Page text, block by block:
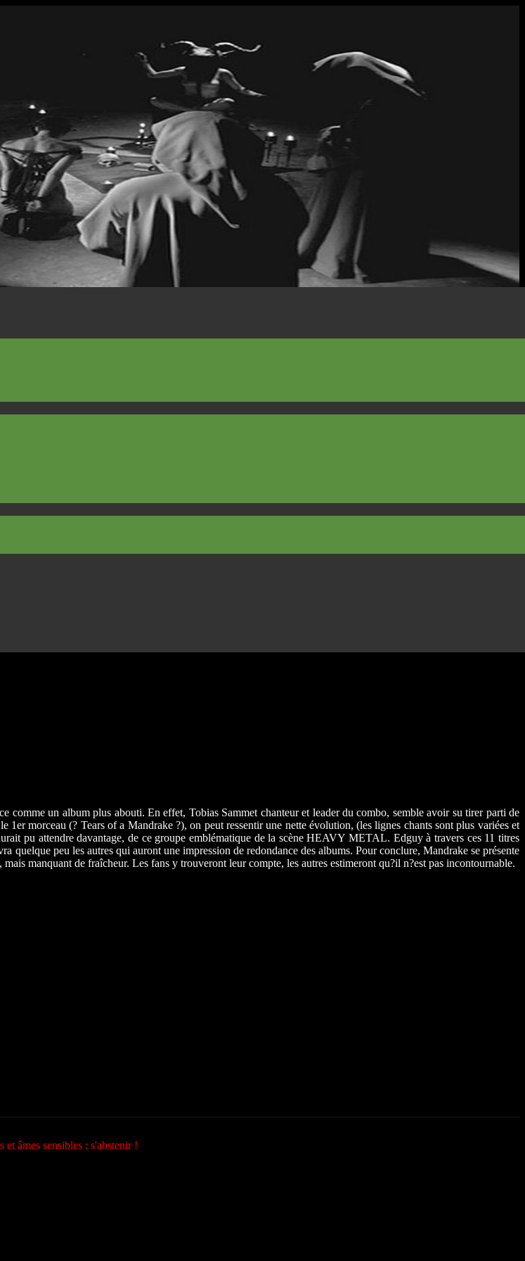
comme un album plus abouti. En effet, Tobias Sammet chanteur et leader du combo, semble avoir su tirer parti de
morceau (? Tears of a Mandrake ?), on peut ressentir une nette évolution, (les lignes chants sont plus variées et
pu attendre davantage, de ce groupe emblématique de la scène HEAVY METAL. Edguy à travers ces 11 titres
quelque peu les autres qui auront une impression de redondance des albums. Pour conclure, Mandrake se présente
manquant de fraîcheur. Les fans y trouveront leur compte, les autres estimeront qu?il n?est pas incontournable.
et âmes sensibles : s'abstenir !